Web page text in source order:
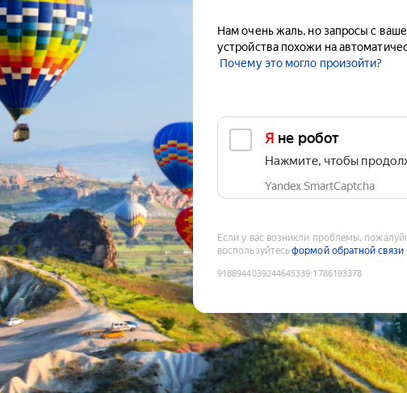
Нам очень жаль, но запросы с
устройства похожи на
Почему это могло произойти?
Я не робот
Нажмите, чтобы
Yandex SmartCaptcha
Если у вас возникли проблемы,
воспользуйтесьформой обратной связи
9188944039244645339:1786193378